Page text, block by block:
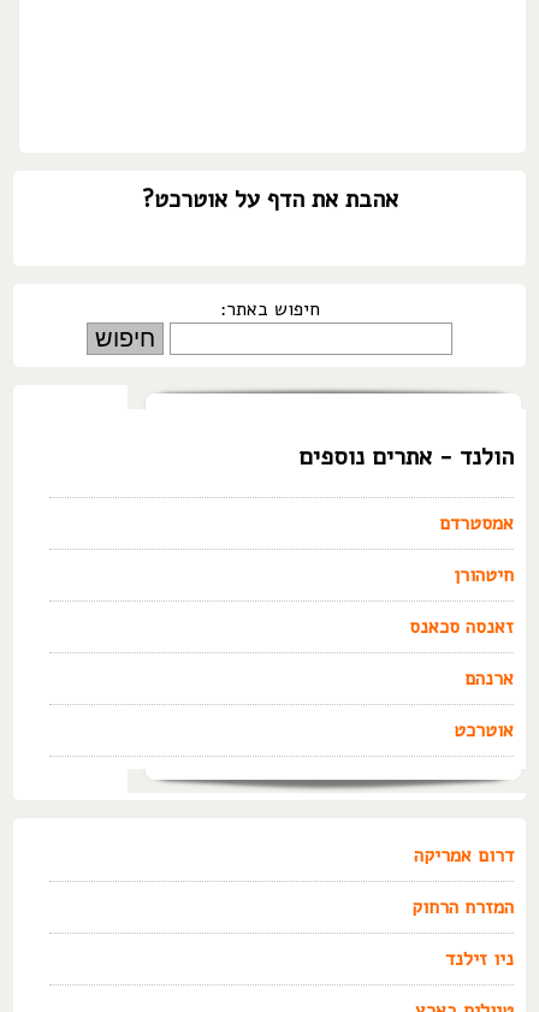
אהבת את הדף על אוטרכט?
חיפוש באתר:
הולנד - אתרים נוספים
אמסטרדם
חיטהורן
זאנסה סכאנס
ארנהם
אוטרכט
דרום אמריקה
המזרח הרחוק
ניו זילנד